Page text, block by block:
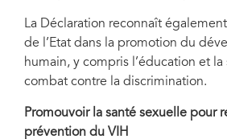
La Déclaration reconnaît
de l’Etat dans la promotion du
humain, y compris l’éducation et la
combat contre la discrimination.
Promouvoir la santé sexuelle pour
prévention du VIH